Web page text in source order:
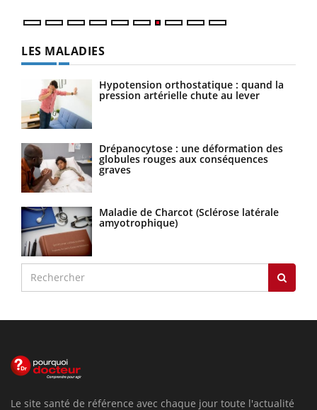
LES MALADIES
Hypotension orthostatique : quand la
pression artérielle chute au lever
Drépanocytose : une déformation des
globules rouges aux conséquences
graves
Maladie de Charcot (Sclérose latérale
amyotrophique)
Le site santé de référence avec chaque jour toute l'actualité